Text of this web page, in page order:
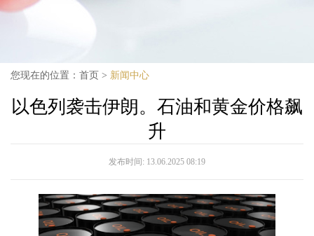
您现在的位置： 首页 > 新闻中心
以色列袭击伊朗。石油和黄金价格飙
升
发布时间: 13.06.2025 08:19